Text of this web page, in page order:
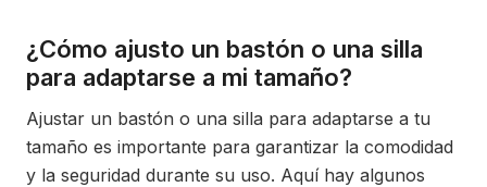
¿Cómo ajusto un bastón o una silla
para adaptarse a mi tamaño?
Ajustar un bastón o una silla para adaptarse a tu
tamaño es importante para garantizar la comodidad
y la seguridad durante su uso. Aquí hay algunos